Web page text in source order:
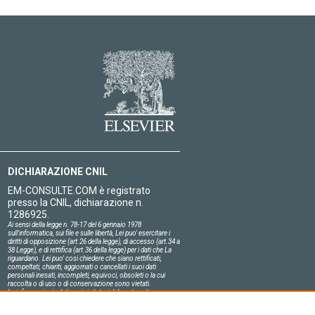
DICHIARAZIONE CNIL
EM-CONSULTE.COM è registrato
presso la CNIL, dichiarazione n.
1286925.
Ai sensi della legge n. 78-17 del 6 gennaio 1978
sull'informatica, sui file e sulle libertà, Lei puo' esercitare i
diritti di opposizione (art.26 della legge), di accesso (art.34 a
38 Legge), e di rettifica (art.36 della legge) per i dati che La
riguardano. Lei puo' cosi chiedere che siano rettificati,
compeltati, chiariti, aggiornati o cancellati i suoi dati
personali inesati, incompleti, equivoci, obsoleti o la cui
raccolta o di uso o di conservazione sono vietati.
Le informazioni relative ai visitatori del nostro sito,